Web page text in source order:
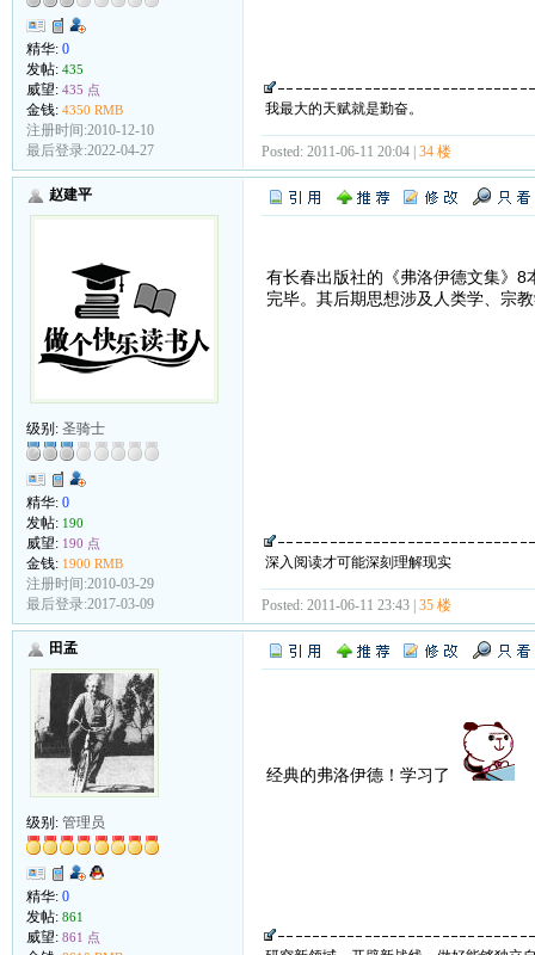
精华: 0
发帖: 435
威望: 435 点
金钱: 4350 RMB
注册时间:2010-12-10
最后登录:2022-04-27
我最大的天赋就是勤奋。
Posted: 2011-06-11 20:04 | 34 楼
赵建平
级别: 圣骑士
精华: 0
发帖: 190
威望: 190 点
金钱: 1900 RMB
注册时间:2010-03-29
最后登录:2017-03-09
有长春出版社的《弗洛伊德文集》
完毕。其后期思想涉及人类学、宗
深入阅读才可能深刻理解现实
Posted: 2011-06-11 23:43 | 35 楼
田孟
级别: 管理员
精华: 0
发帖: 861
威望: 861 点
经典的弗洛伊德！学习了